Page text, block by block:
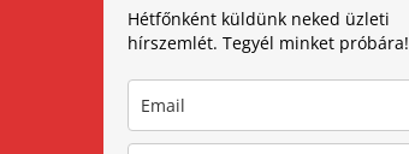
Hétfőnként küldünk neked üzleti
hírszemlét. Tegyél minket próbára!